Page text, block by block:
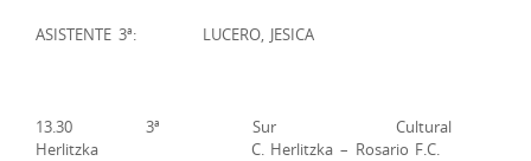
ASISTENTE 3ª: LUCERO, JESICA
13.30 3ª Sur Cultural
Herlitzka C. Herlitzka – Rosario F.C.